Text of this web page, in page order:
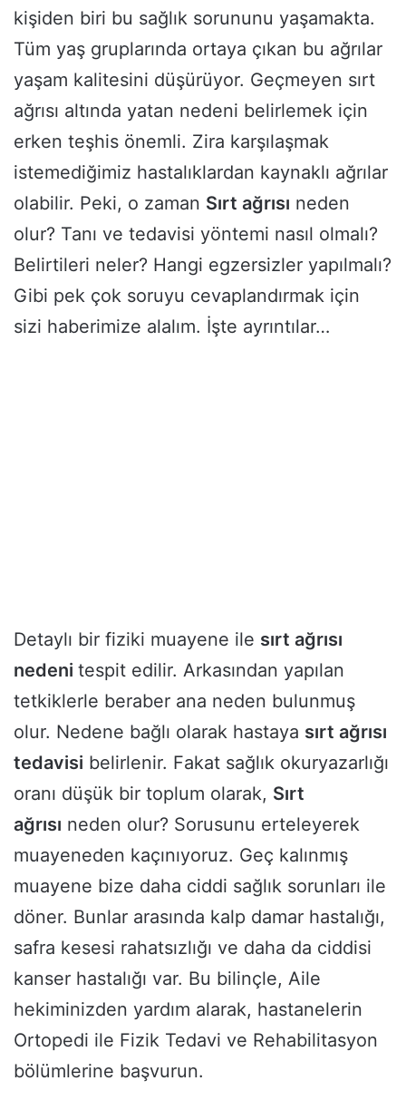
kişiden biri bu sağlık sorununu yaşamakta.
Tüm yaş gruplarında ortaya çıkan bu ağrılar
yaşam kalitesini düşürüyor. Geçmeyen sırt
ağrısı altında yatan nedeni belirlemek için
erken teşhis önemli. Zira karşılaşmak
istemediğimiz hastalıklardan kaynaklı ağrılar
olabilir. Peki, o zaman Sırt ağrısı neden
olur? Tanı ve tedavisi yöntemi nasıl olmalı?
Belirtileri neler? Hangi egzersizler yapılmalı?
Gibi pek çok soruyu cevaplandırmak için
sizi haberimize alalım. İşte ayrıntılar…
Detaylı bir fiziki muayene ile sırt ağrısı
nedeni tespit edilir. Arkasından yapılan
tetkiklerle beraber ana neden bulunmuş
olur. Nedene bağlı olarak hastaya sırt ağrısı
tedavisi belirlenir. Fakat sağlık okuryazarlığı
oranı düşük bir toplum olarak, Sırt
ağrısı neden olur? Sorusunu erteleyerek
muayeneden kaçınıyoruz. Geç kalınmış
muayene bize daha ciddi sağlık sorunları ile
döner. Bunlar arasında kalp damar hastalığı,
safra kesesi rahatsızlığı ve daha da ciddisi
kanser hastalığı var. Bu bilinçle, Aile
hekiminizden yardım alarak, hastanelerin
Ortopedi ile Fizik Tedavi ve Rehabilitasyon
bölümlerine başvurun.